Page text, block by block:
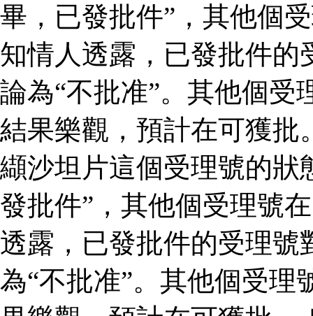
畢，已發批件”，其他個
知情人透露，已發批件的
論為“不批准”。其他個受
結果樂觀，預計在可獲批
纈沙坦片這個受理號的狀
發批件”，其他個受理號
透露，已發批件的受理號
為“不批准”。其他個受理